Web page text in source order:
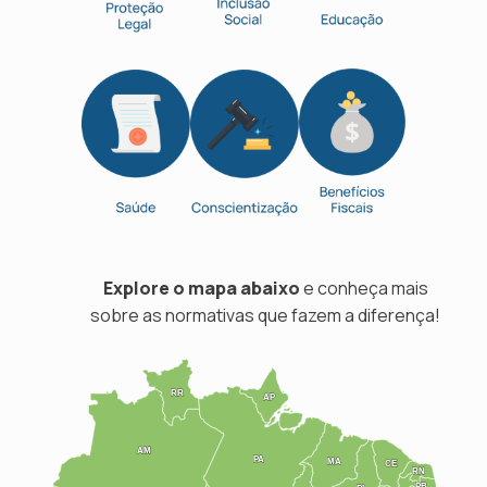
Explore o mapa abaixoe conheça mais
sobre as normativas que fazem a diferença!
AP
AP
AM
AM
CE
CE
MA
MA
PA
PA
RN
RN
RR
RR